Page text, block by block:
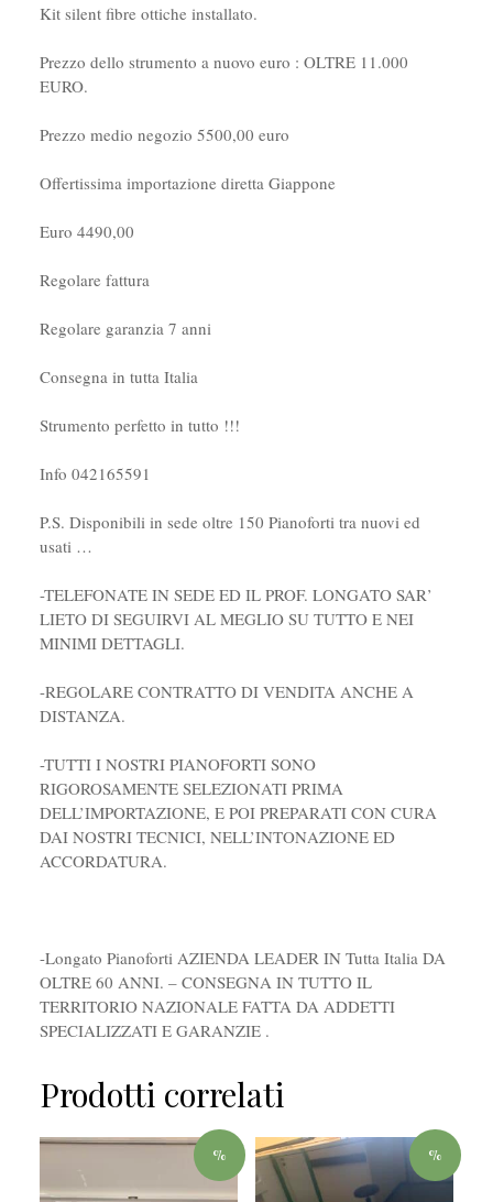
Kit silent fibre ottiche installato.
Prezzo dello strumento a nuovo euro : OLTRE 11.000
EURO.
Prezzo medio negozio 5500,00 euro
Offertissima importazione diretta Giappone
Euro 4490,00
Regolare fattura
Regolare garanzia 7 anni
Consegna in tutta Italia
Strumento perfetto in tutto !!!
Info 042165591
P.S. Disponibili in sede oltre 150 Pianoforti tra nuovi ed
usati …
-TELEFONATE IN SEDE ED IL PROF. LONGATO SAR’
LIETO DI SEGUIRVI AL MEGLIO SU TUTTO E NEI
MINIMI DETTAGLI.
-REGOLARE CONTRATTO DI VENDITA ANCHE A
DISTANZA.
-TUTTI I NOSTRI PIANOFORTI SONO
RIGOROSAMENTE SELEZIONATI PRIMA
DELL’IMPORTAZIONE, E POI PREPARATI CON CURA
DAI NOSTRI TECNICI, NELL’INTONAZIONE ED
ACCORDATURA.
-Longato Pianoforti AZIENDA LEADER IN Tutta Italia DA
OLTRE 60 ANNI. – CONSEGNA IN TUTTO IL
TERRITORIO NAZIONALE FATTA DA ADDETTI
SPECIALIZZATI E GARANZIE .
Prodotti correlati
% %